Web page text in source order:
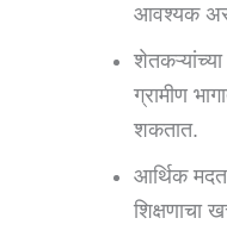
आवश्यक
ग्रामीण
शकतात.
आर्थिक मदत-
शिक्षणाचा